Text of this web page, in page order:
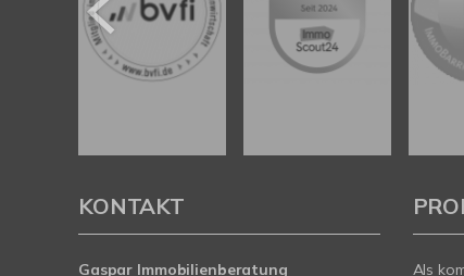
KONTAKT
Gaspar Immobilienberatung Als